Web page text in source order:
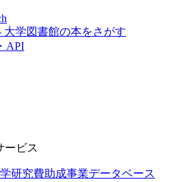
大学図書館の本をさがす
API
ービス
研究費助成事業データベース